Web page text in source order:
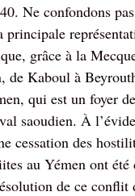
Ne confondons
grâce à la
Kaboul à
qui est un foyer
saoudien. À
cessation des
au Yémen ont
de ce